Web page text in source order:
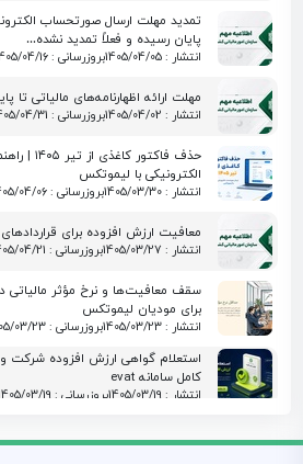
پایان رسیده و فعلاً تمدید نشده…
انتشار : 1405/04/05 بروزرسانی : 1405/04/16
مهلت ارائه اظهارنامه‌های مالیاتی تا پایان
انتشار : 1405/04/02 بروزرسانی : 1405/04/31
حذف فاکتور
الکترونیکی با لیموتکس
انتشار : 1405/03/30 بروزرسانی : 1405/04/06
معافیت ارزش افزوده برای
انتشار : 1405/03/27 بروزرسانی : 1405/04/21
برای مودیان لیموتکس
انتشار : 1405/03/23 بروزرسانی : 1405/03/23
استعلام گواهی ارزش افزوده
کامل سامانه evat
انتشار : 1405/03/19 بروزرسانی : 1405/03/19
مدیریت صورتحساب الکترونیکی